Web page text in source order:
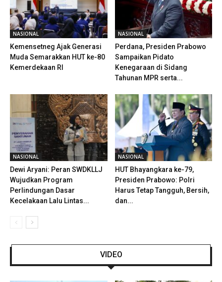
NASIONAL
Kemensetneg Ajak Generasi
Muda Semarakkan HUT ke-80
Kemerdekaan RI
NASIONAL
Perdana, Presiden Prabowo
Sampaikan Pidato
Kenegaraan di Sidang
Tahunan MPR serta...
NASIONAL
Dewi Aryani: Peran SWDKLLJ
Wujudkan Program
Perlindungan Dasar
Kecelakaan Lalu Lintas...
NASIONAL
HUT Bhayangkara ke-79,
Presiden Prabowo: Polri
Harus Tetap Tangguh, Bersih,
dan...
VIDEO